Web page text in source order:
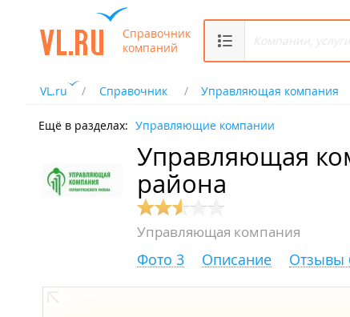
Справочник
компаний
VL.ru Справочник Управляющая компания
Ещё в разделах: Управляющие компании
Управляющая
района
Управляющая компания
Фото 3 Описание Отзывы